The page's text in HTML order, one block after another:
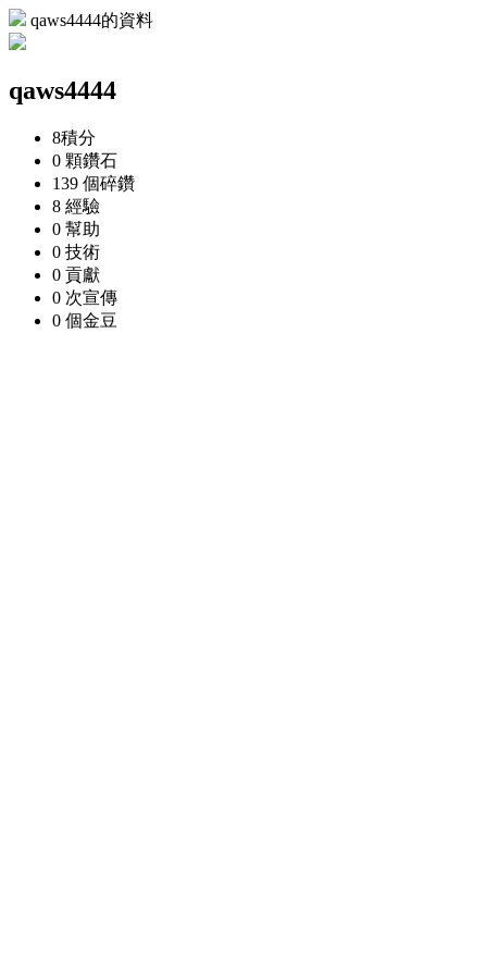
qaws4444的資料
qaws4444
8積分
0 顆鑽石
139 個碎鑽
8 經驗
0 幫助
0 技術
0 貢獻
0 次宣傳
0 個金豆